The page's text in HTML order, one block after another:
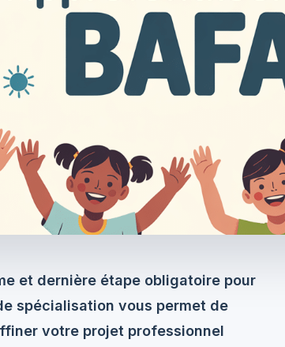
et dernière étape obligatoire pour
spécialisation vous permet de
votre projet professionnel